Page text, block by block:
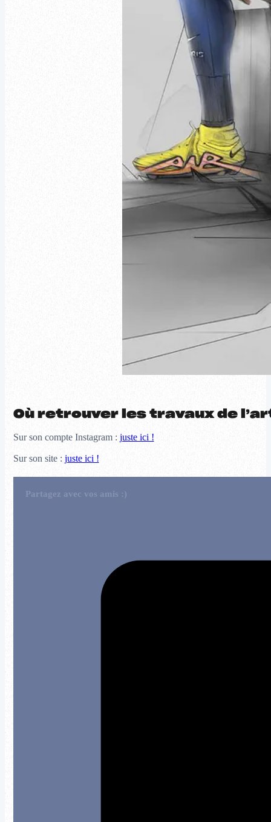
Où retrouver les travaux de
Sur son compte Instagram : juste ici !
Sur son site : juste ici !
Partagez avec vos amis :)